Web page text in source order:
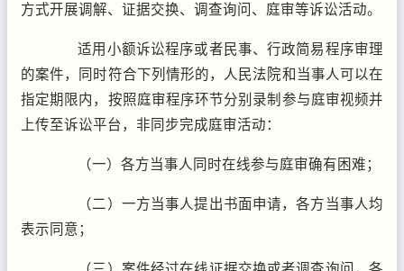
方式开展调解、证据交换、调查询问、庭审等诉讼活动。
适用小额诉讼程序或者民事、行政简易程序审理
的案件，同时符合下列情形的，人民法院和当事人可以在
指定期限内，按照庭审程序环节分别录制参与庭审视频并
上传至诉讼平台，非同步完成庭审活动：
（一）各方当事人同时在线参与庭审确有困难；
（二）一方当事人提出书面申请，各方当事人均
表示同意；